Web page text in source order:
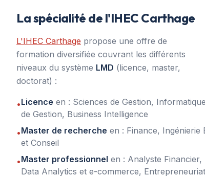
La spécialité de l'IHEC Carthage
L'IHEC Carthage propose une offre de
formation diversifiée couvrant les différents
niveaux du système LMD (licence, master,
doctorat) :
•Licence en : Sciences de Gestion, Informatique
de Gestion, Business Intelligence
•Master de recherche en : Finance, Ingénierie
et Conseil
•Master professionnel en : Analyste
Data Analytics et e-commerce,